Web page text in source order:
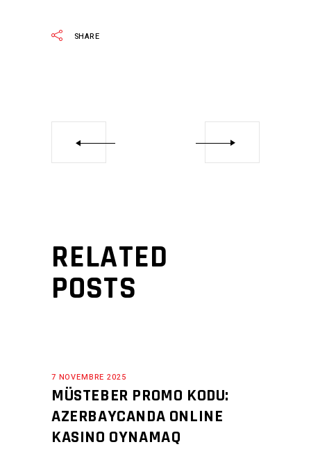
SHARE
RELATED
POSTS
7 NOVEMBRE 2025
MÜSTEBER PROMO KODU:
AZERBAYCANDA ONLINE
KASINO OYNAMAQ